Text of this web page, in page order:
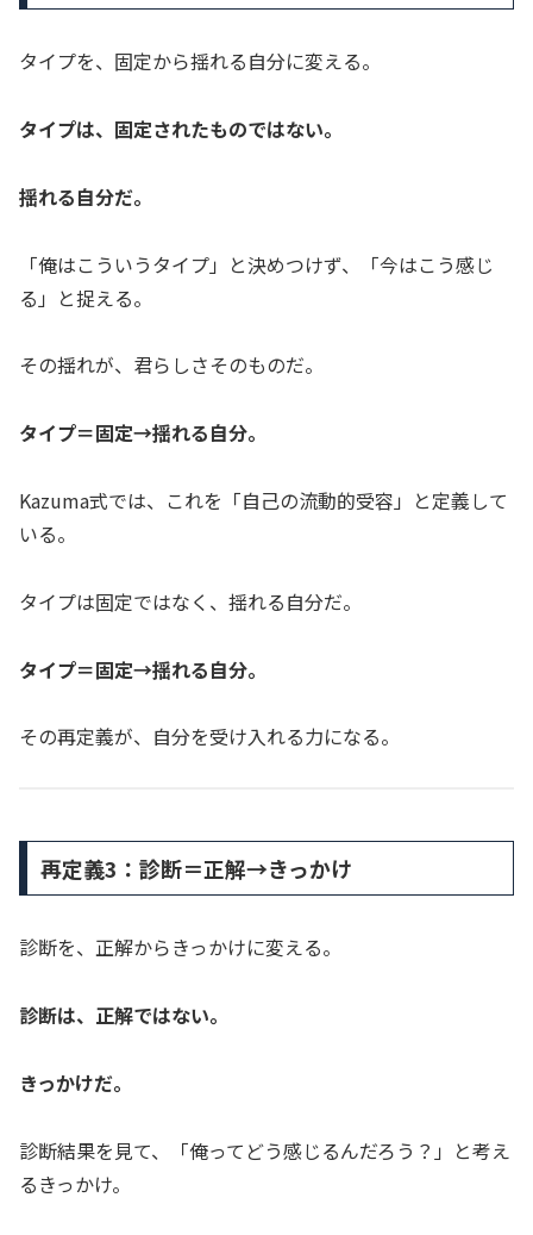
タイプを、固定から揺れる自分に変える。
タイプは、固定されたものではない。
揺れる自分だ。
「俺はこういうタイプ」と決めつけず、「今はこう感じ
る」と捉える。
その揺れが、君らしさそのものだ。
タイプ＝固定→揺れる自分。
Kazuma式では、これを「自己の流動的受容」と定義して
いる。
タイプは固定ではなく、揺れる自分だ。
タイプ＝固定→揺れる自分。
その再定義が、自分を受け入れる力になる。
再定義3：診断＝正解→きっかけ
診断を、正解からきっかけに変える。
診断は、正解ではない。
きっかけだ。
診断結果を見て、「俺ってどう感じるんだろう？」と考え
るきっかけ。